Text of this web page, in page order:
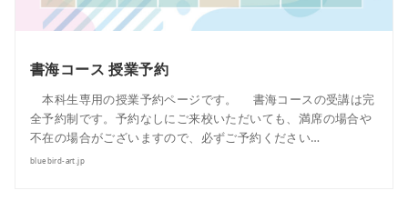
書海コース 授業予約
本科生専用の授業予約ページです。 書海コースの受講は完
全予約制です。予約なしにご来校いただいても、満席の場合や
不在の場合がございますので、必ずご予約ください…
bluebird-art.jp